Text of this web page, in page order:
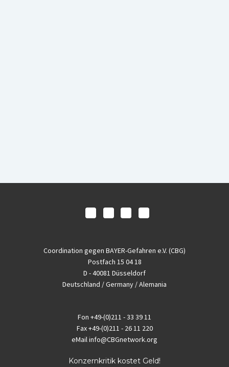
Coordination gegen BAYER-Gefahren e.V. (CBG)
Postfach 15 04 18
D - 40081 Düsseldorf
Deutschland / Germany / Alemania
Fon +49-(0)211 - 33 39 11
Fax+49-(0)211 - 26 11 220
eMailinfo@CBGnetwork.org
Konzernkritik kostet Geld!